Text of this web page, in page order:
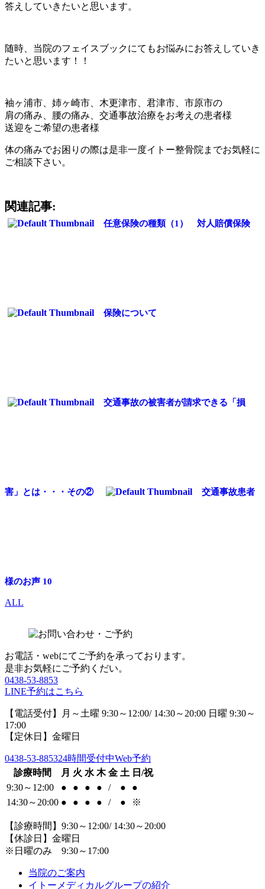
答えしていきたいと思います。
随時、当院のフェイスブックにてもお悩みにお答えしていき
たいと思います！！
袖ヶ浦市、姉ヶ崎市、木更津市、君津市、市原市の
肩の痛み、腰の痛み、交通事故治療をお考えの患者様
送迎をご希望の患者様
体の痛みでお困りの際は是非一度イトー整骨院までお気軽に
ご相談下さい。
関連記事:
任意保険の種類（1） 対人賠償保険
保険について
交通事故の被害者が請求できる「損
害」とは・・・その② 交通事故患者
様のお声 10
ALL
お電話・webにてご予約を承っております。
是非お気軽にご予約くだい。
0438-53-8853
LINE予約はこちら
【電話受付】月～土曜 9:30～12:00/ 14:30～20:00 日曜 9:30～
17:00
【定休日】金曜日
0438-53-885324時間受付中Web予約
診療時間
月 火 水 木 金 土 日/祝
9:30～12:00
● ● ● ● / ●
●
14:30～20:00 ● ● ● ● / ● ※
【診療時間】9:30～12:00/ 14:30～20:00
【休診日】金曜日
※日曜のみ 9:30～17:00
当院のご案内
イトーメディカルグループの紹介